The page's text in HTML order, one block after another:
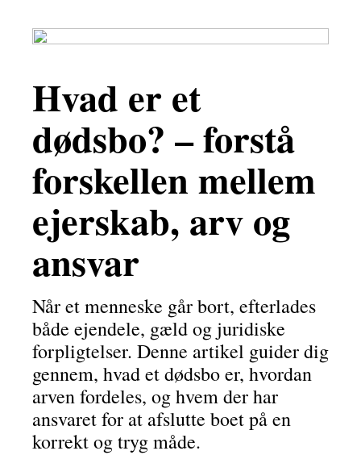
Hvad er et
dødsbo? – forstå
forskellen mellem
ejerskab, arv og
ansvar
Når et menneske går bort, efterlades
både ejendele, gæld og juridiske
forpligtelser. Denne artikel guider dig
gennem, hvad et dødsbo er, hvordan
arven fordeles, og hvem der har
ansvaret for at afslutte boet på en
korrekt og tryg måde.